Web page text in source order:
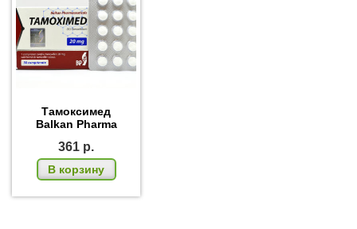
Тамоксимед
Balkan Pharma
361 р.
В корзину